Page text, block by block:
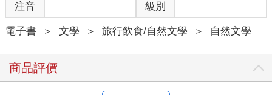
注音 級別
電子書 ＞ 文學 ＞ 旅行飲食/自然文學 ＞ 自然文學
商品評價